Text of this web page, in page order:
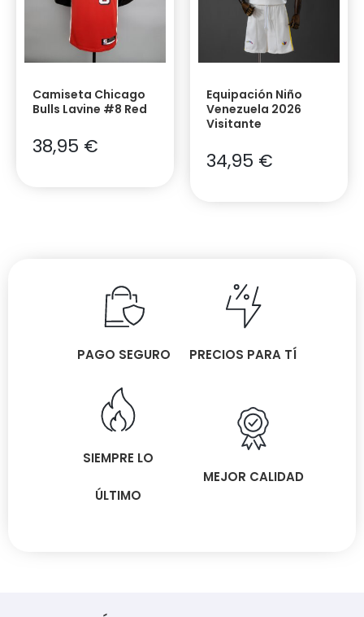
Camiseta Chicago
Bulls Lavine #8 Red
38,95 €
Equipación Niño
Venezuela 2026
Visitante
34,95 €
PAGO SEGURO PRECIOS PARA TÍ
SIEMPRE LO
ÚLTIMO
MEJOR CALIDAD